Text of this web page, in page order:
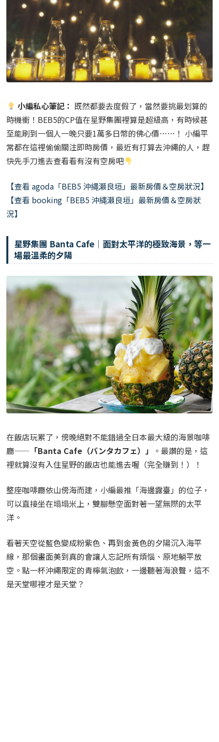
小編私心筆記： 既然都要去度假了，當然要挑最划算的
時機衝！BEB5的CP值在星野集團裡算是超級高，有時候甚
至能刷到一個人一晚只要1萬多日幣的佛心價……！ 小編平
常都在這裡偷偷關注即時房價，最近有打算去沖繩的人，趕
快先手刀進去查看看有沒有空房吧
【查看 agoda「BEB5 沖縄瀬良垣」最新房價＆空房狀況】
【查看 booking「BEB5 沖縄瀬良垣」最新房價＆空房狀
況】
星野集團 Banta Cafe｜面對太平洋的極致海景，等一
場最溫柔的夕陽
在飯店玩累了，傍晚絕對不能錯過全日本最大級的海景咖啡
廳—— 「Banta Cafe（バンタカフェ）」
。最讚的是，這
裡就算沒有入住星野的飯店也能進去喔（完全賺到！）！
整座咖啡廳依山傍海而建，小編最推「海邊露臺」的位子，
可以直接坐在塌塌米上，雙腳懸空面對著一望無際的太平
洋。
看著天空從藍色變成粉紫色、再到金黃色的夕陽沉入海平
線，那個畫面美到真的會讓人忘記所有煩惱、原地躺平放
空。點一杯沖繩限定的青檸氣泡飲，一邊聽著海浪聲，這不
是天堂哪裡才是天堂？